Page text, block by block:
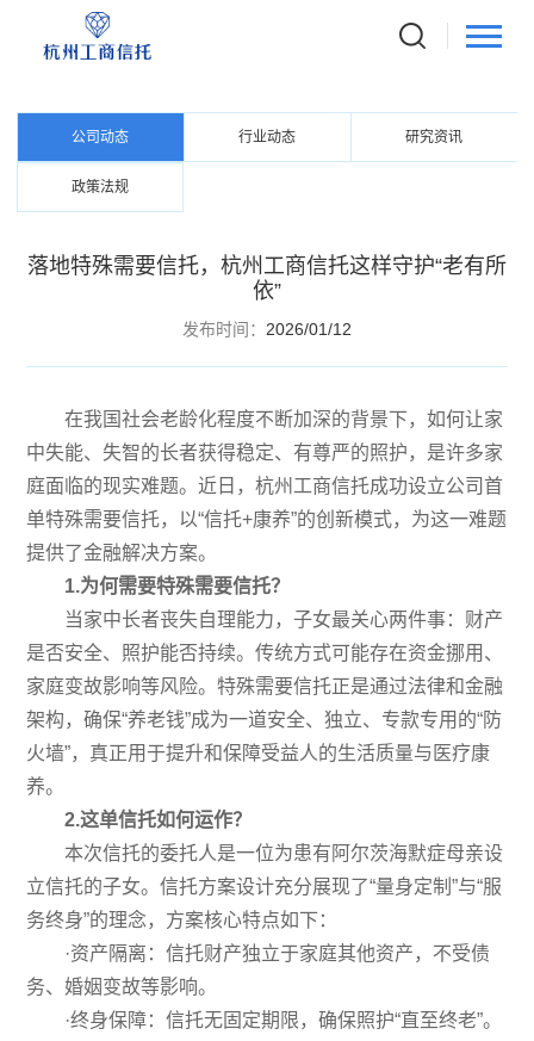
资讯中心
公司动态 行业动态 研究资讯
政策法规
落地特殊需要信托，杭州工商信托这样守护“老有所
依”
发布时间： 2026/01/12
在我国社会老龄化程度不断加深的背景下，如何让家
中失能、失智的长者获得稳定、有尊严的照护，是许多家
庭面临的现实难题。近日，杭州工商信托成功设立公司首
单特殊需要信托，以“信托+康养”的创新模式，为这一难题
提供了金融解决方案。
1.为何需要特殊需要信托？
当家中长者丧失自理能力，子女最关心两件事：财产
是否安全、照护能否持续。传统方式可能存在资金挪用、
家庭变故影响等风险。特殊需要信托正是通过法律和金融
架构，确保“养老钱”成为一道安全、独立、专款专用的“防
火墙”，真正用于提升和保障受益人的生活质量与医疗康
养。
2.这单信托如何运作？
本次信托的委托人是一位为患有阿尔茨海默症母亲设
立信托的子女。信托方案设计充分展现了“量身定制”与“服
务终身”的理念，方案核心特点如下：
·资产隔离：信托财产独立于家庭其他资产，不受债
务、婚姻变故等影响。
·终身保障：信托无固定期限，确保照护“直至终老”。